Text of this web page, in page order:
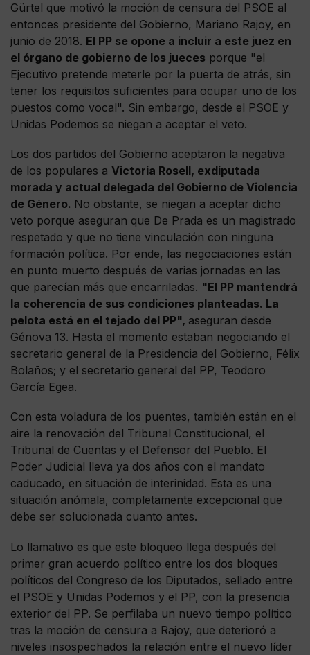
Gürtel que motivó la moción de censura del PSOE al
entonces presidente del Gobierno, Mariano Rajoy, en
junio de 2018. El PP se opone a incluir a este juez en
el órgano de gobierno de los jueces porque "el
Ejecutivo pretende meterle por la puerta de atrás, sin
tener los requisitos suficientes para ocupar uno de los
puestos como vocal". Sin embargo, desde el PSOE y
Unidas Podemos se niegan a aceptar el veto.
Los dos partidos del Gobierno aceptaron la negativa
de los populares a Victoria Rosell, exdiputada
morada y actual delegada del Gobierno de Violencia
de Género. No obstante, se niegan a aceptar dicho
veto porque aseguran que De Prada es un magistrado
respetado y que no tiene vinculación con ninguna
formación política. Por ende, las negociaciones están
en punto muerto después de varias jornadas en las
que parecían más que encarriladas. "El PP mantendrá
la coherencia de sus condiciones planteadas. La
pelota está en el tejado del PP", aseguran desde
Génova 13. Hasta el momento estaban negociando el
secretario general de la Presidencia del Gobierno, Félix
Bolaños; y el secretario general del PP, Teodoro
García Egea.
Con esta voladura de los puentes, también están en el
aire la renovación del Tribunal Constitucional, el
Tribunal de Cuentas y el Defensor del Pueblo. El
Poder Judicial lleva ya dos años con el mandato
caducado, en situación de interinidad. Esta es una
situación anómala, completamente excepcional que
debe ser solucionada cuanto antes.
Lo llamativo es que este bloqueo llega después del
primer gran acuerdo político entre los dos bloques
políticos del Congreso de los Diputados, sellado entre
el PSOE y Unidas Podemos y el PP, con la presencia
exterior del PP. Se perfilaba un nuevo tiempo político
tras la moción de censura a Rajoy, que deterioró a
niveles insospechados la relación entre el nuevo líder